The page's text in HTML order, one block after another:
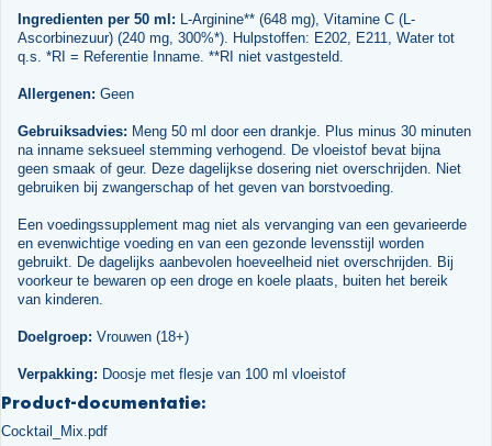
Ingredienten per 50 ml: L-Arginine** (648 mg), Vitamine C (L-
Ascorbinezuur) (240 mg, 300%*). Hulpstoffen: E202, E211, Water tot
q.s. *RI = Referentie Inname. **RI niet vastgesteld.
Allergenen: Geen
Gebruiksadvies: Meng 50 ml door een drankje. Plus minus 30 minuten
na inname seksueel stemming verhogend. De vloeistof bevat bijna
geen smaak of geur. Deze dagelijkse dosering niet overschrijden. Niet
gebruiken bij zwangerschap of het geven van borstvoeding.
Een voedingssupplement mag niet als vervanging van een gevarieerde
en evenwichtige voeding en van een gezonde levensstijl worden
gebruikt. De dagelijks aanbevolen hoeveelheid niet overschrijden. Bij
voorkeur te bewaren op een droge en koele plaats, buiten het bereik
van kinderen.
Doelgroep: Vrouwen (18+)
Verpakking: Doosje met flesje van 100 ml vloeistof
Product-documentatie:
Cocktail_Mix.pdf